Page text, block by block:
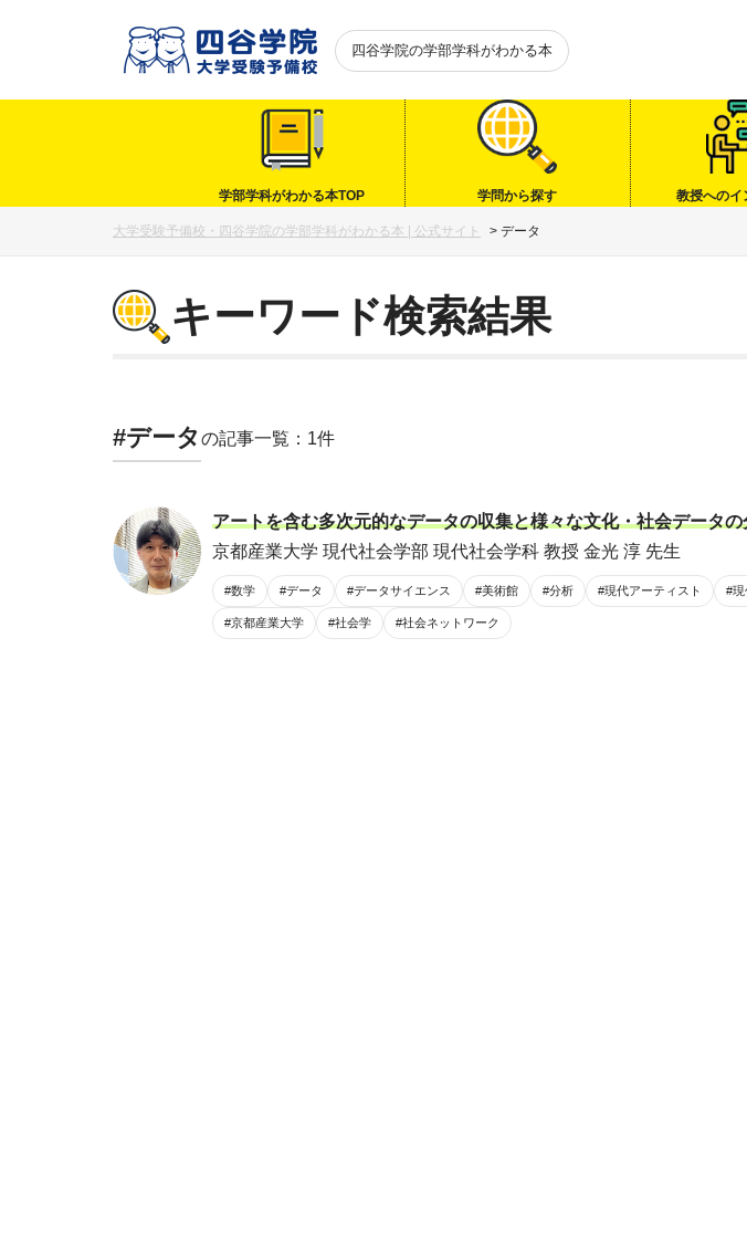
四谷学院の学部学科がわかる本
学部学科がわかる本TOP 学問から探す 教授へのイ
大学受験予備校・四谷学院の学部学科がわかる本 | 公式サイト > データ
キーワード検索結果
#データ の記事一覧：1件
アートを含む多次元的なデータの収集と様々な文化・社会データ
京都産業大学 現代社会学部 現代社会学科 教授 金光 淳 先生
#数学 #データ #データサイエンス #美術館 #分析 #現代アーティスト #現
#京都産業大学 #社会学 #社会ネットワーク